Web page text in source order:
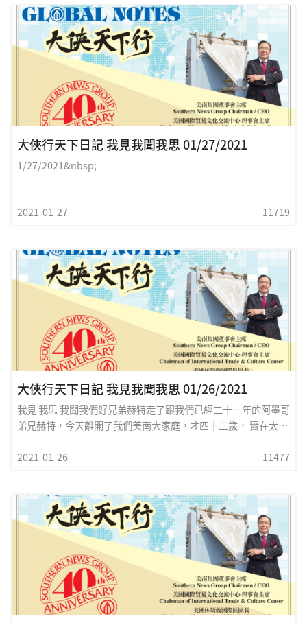
大俠行天下日記 我見我聞我思 01/27/2021
1/27/2021&nbsp;
2021-01-27 11719
大俠行天下日記 我見我聞我思 01/26/2021
我見 我思 我聞我們好兄弟赫特走了跟我們已經二十一年的阿墨哥
弟兄赫特，今天離開了我們美南大家庭，才四十二歲， 實在太年
比悲慟，他是我們的親人和好兄弟，過去二十一年來，他忠誠地
畢時，我心情澈盪，想到赫特，我仍然無法制止自己的涙水......
這是二十多年前的往事了，在百利大道上的美南新聞中心大楼正
在完工內裝修階段， 記得那是德州休斯敦最炎熱的夏天，我正在
督導电工和木匠之安裝，大門口來了一對貎似父子的老墨，他們
說是油漆工希望找份工作，來得正巧 我正需要工人完成油漆工
作，经交談工錢談妥後 他們父子第二天就來上工，資深的父親帶
著還未滿二十歲的兒孑赫特，在他們父子非常純熟之工藝及勤快
的技能下，把整個美南新聞大樓粉刷出非常亮麗之色彩，當工
2021-01-26 11477